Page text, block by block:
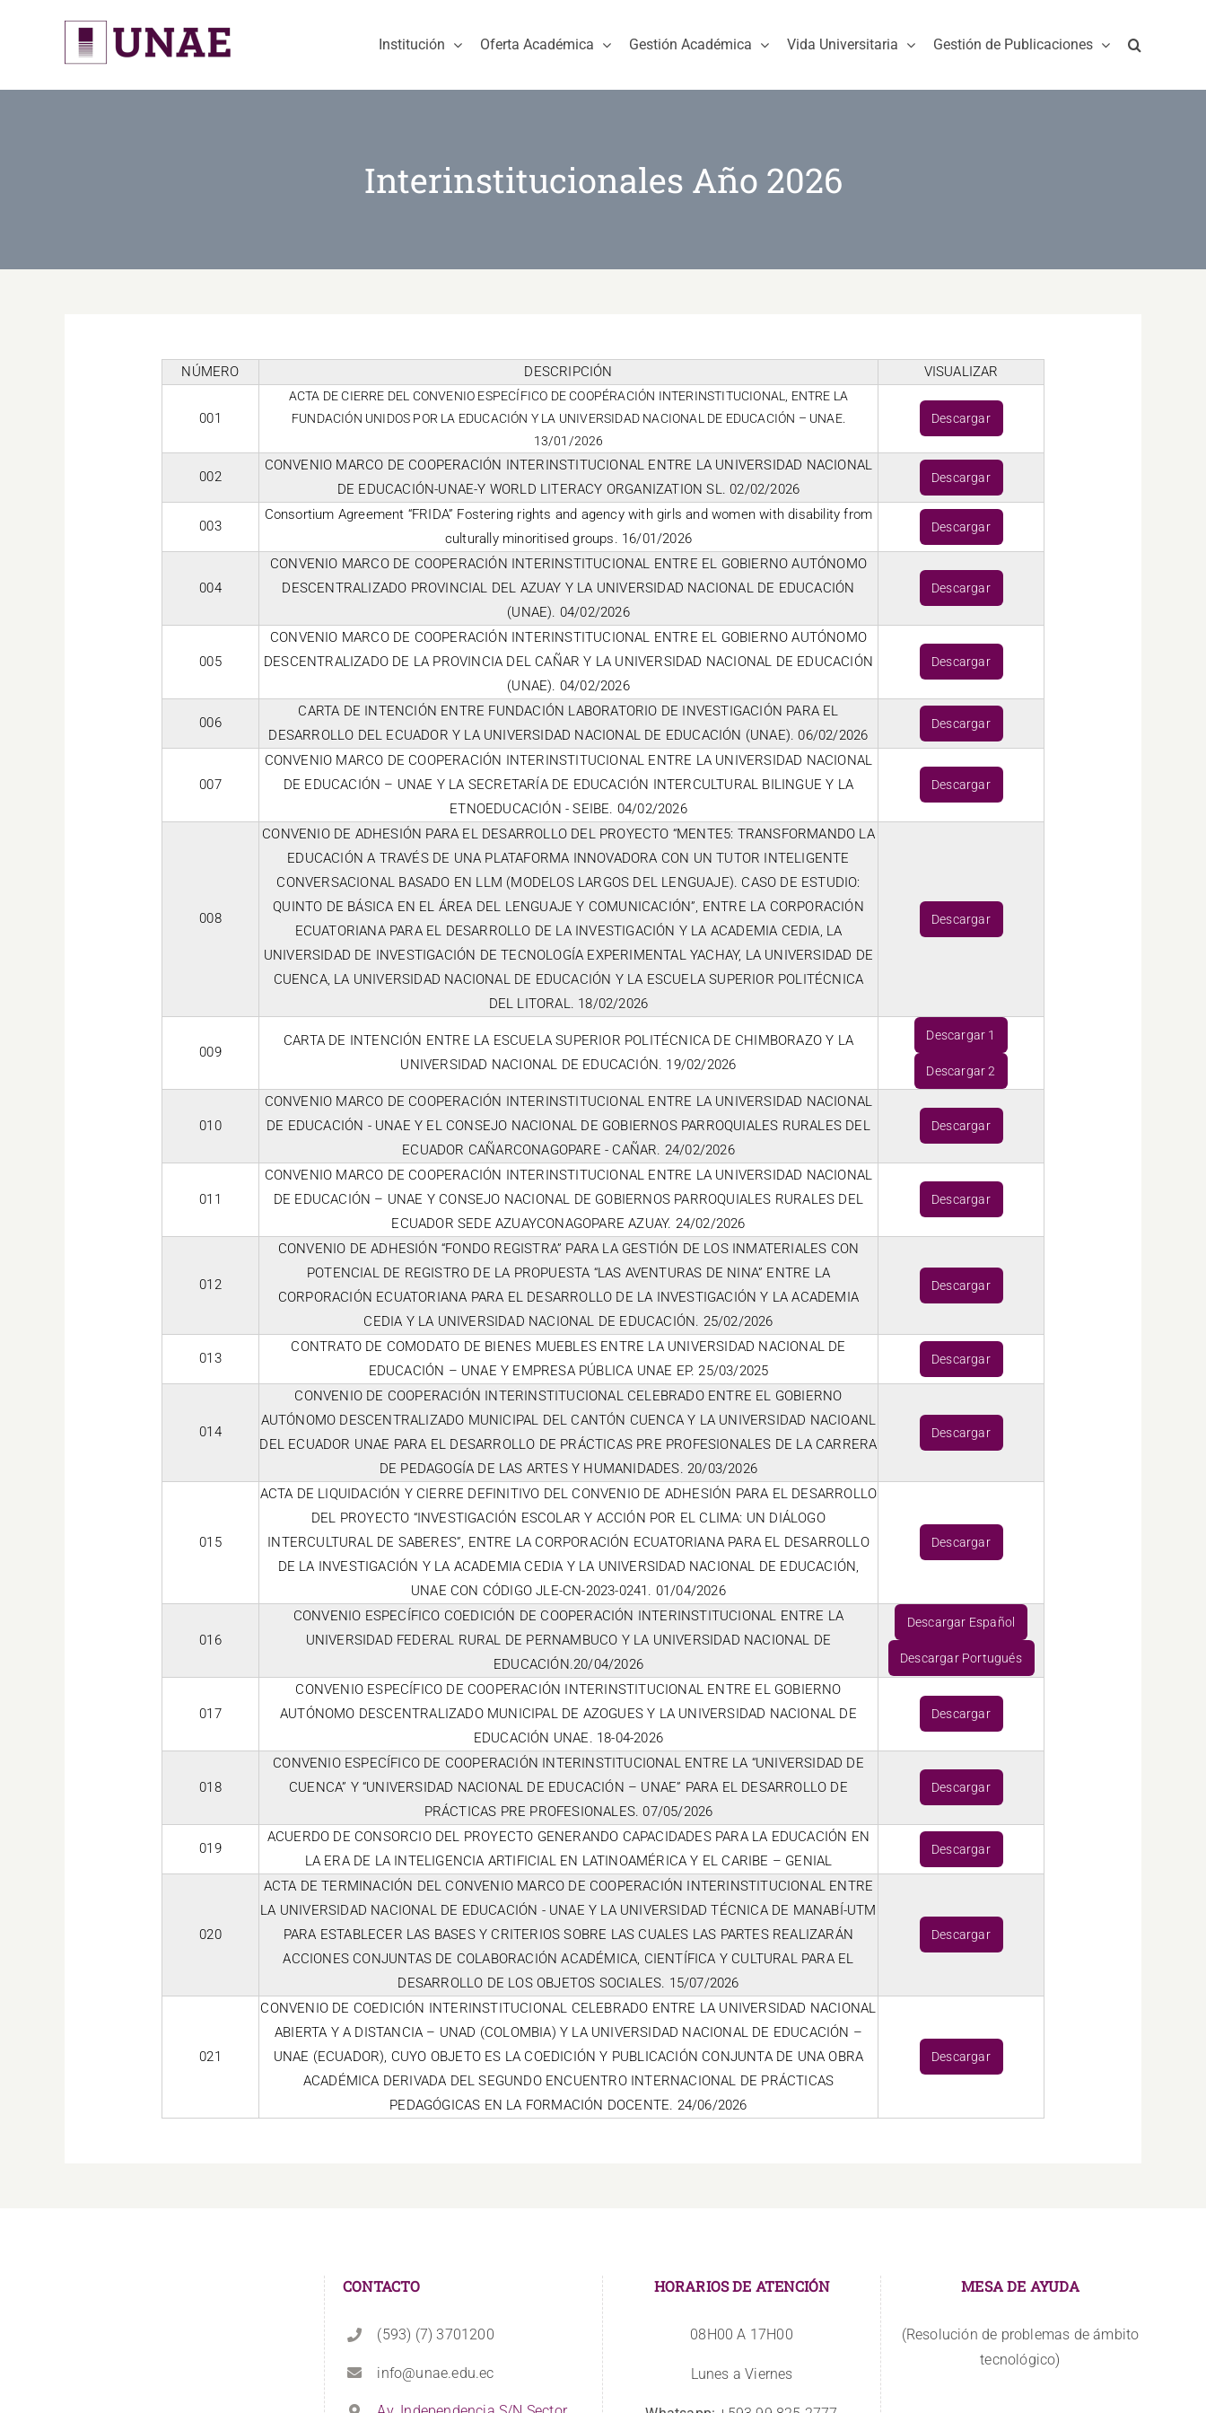
Institución Oferta Académica Gestión Académica Vida Universitaria Gestión de Publicaciones
Interinstitucionales Año 2026
NÚMERO DESCRIPCIÓN VISUALIZAR
001
ACTA DE CIERRE DEL CONVENIO ESPECÍFICO DE COOPÉRACIÓN INTERINSTITUCIONAL, ENTRE LA
FUNDACIÓN UNIDOS POR LA EDUCACIÓN Y LA UNIVERSIDAD NACIONAL DE EDUCACIÓN – UNAE.
13/01/2026
Descargar
002
CONVENIO MARCO DE COOPERACIÓN INTERINSTITUCIONAL ENTRE LA UNIVERSIDAD NACIONAL
DE EDUCACIÓN-UNAE-Y WORLD LITERACY ORGANIZATION SL. 02/02/2026
Descargar
003
Consortium Agreement “FRIDA” Fostering rights and agency with girls and women with disability from
culturally minoritised groups. 16/01/2026
Descargar
004
CONVENIO MARCO DE COOPERACIÓN INTERINSTITUCIONAL ENTRE EL GOBIERNO AUTÓNOMO
DESCENTRALIZADO PROVINCIAL DEL AZUAY Y LA UNIVERSIDAD NACIONAL DE EDUCACIÓN
(UNAE). 04/02/2026
Descargar
005
CONVENIO MARCO DE COOPERACIÓN INTERINSTITUCIONAL ENTRE EL GOBIERNO AUTÓNOMO
DESCENTRALIZADO DE LA PROVINCIA DEL CAÑAR Y LA UNIVERSIDAD NACIONAL DE EDUCACIÓN
(UNAE). 04/02/2026
Descargar
006
CARTA DE INTENCIÓN ENTRE FUNDACIÓN LABORATORIO DE INVESTIGACIÓN PARA EL
DESARROLLO DEL ECUADOR Y LA UNIVERSIDAD NACIONAL DE EDUCACIÓN (UNAE). 06/02/2026
Descargar
007
CONVENIO MARCO DE COOPERACIÓN INTERINSTITUCIONAL ENTRE LA UNIVERSIDAD NACIONAL
DE EDUCACIÓN – UNAE Y LA SECRETARÍA DE EDUCACIÓN INTERCULTURAL BILINGUE Y LA
ETNOEDUCACIÓN - SEIBE. 04/02/2026
Descargar
008
CONVENIO DE ADHESIÓN PARA EL DESARROLLO DEL PROYECTO “MENTE5: TRANSFORMANDO LA
EDUCACIÓN A TRAVÉS DE UNA PLATAFORMA INNOVADORA CON UN TUTOR INTELIGENTE
CONVERSACIONAL BASADO EN LLM (MODELOS LARGOS DEL LENGUAJE). CASO DE ESTUDIO:
QUINTO DE BÁSICA EN EL ÁREA DEL LENGUAJE Y COMUNICACIÓN”, ENTRE LA CORPORACIÓN
ECUATORIANA PARA EL DESARROLLO DE LA INVESTIGACIÓN Y LA ACADEMIA CEDIA, LA
UNIVERSIDAD DE INVESTIGACIÓN DE TECNOLOGÍA EXPERIMENTAL YACHAY, LA UNIVERSIDAD DE
CUENCA, LA UNIVERSIDAD NACIONAL DE EDUCACIÓN Y LA ESCUELA SUPERIOR POLITÉCNICA
DEL LITORAL. 18/02/2026
Descargar
009
CARTA DE INTENCIÓN ENTRE LA ESCUELA SUPERIOR POLITÉCNICA DE CHIMBORAZO Y LA
UNIVERSIDAD NACIONAL DE EDUCACIÓN. 19/02/2026
Descargar 1
Descargar 2
010
CONVENIO MARCO DE COOPERACIÓN INTERINSTITUCIONAL ENTRE LA UNIVERSIDAD NACIONAL
DE EDUCACIÓN - UNAE Y EL CONSEJO NACIONAL DE GOBIERNOS PARROQUIALES RURALES DEL
ECUADOR CAÑARCONAGOPARE - CAÑAR. 24/02/2026
Descargar
011
CONVENIO MARCO DE COOPERACIÓN INTERINSTITUCIONAL ENTRE LA UNIVERSIDAD NACIONAL
DE EDUCACIÓN – UNAE Y CONSEJO NACIONAL DE GOBIERNOS PARROQUIALES RURALES DEL
ECUADOR SEDE AZUAYCONAGOPARE AZUAY. 24/02/2026
Descargar
012
CONVENIO DE ADHESIÓN “FONDO REGISTRA” PARA LA GESTIÓN DE LOS INMATERIALES CON
POTENCIAL DE REGISTRO DE LA PROPUESTA “LAS AVENTURAS DE NINA” ENTRE LA
CORPORACIÓN ECUATORIANA PARA EL DESARROLLO DE LA INVESTIGACIÓN Y LA ACADEMIA
CEDIA Y LA UNIVERSIDAD NACIONAL DE EDUCACIÓN. 25/02/2026
Descargar
013
CONTRATO DE COMODATO DE BIENES MUEBLES ENTRE LA UNIVERSIDAD NACIONAL DE
EDUCACIÓN – UNAE Y EMPRESA PÚBLICA UNAE EP. 25/03/2025
Descargar
014
CONVENIO DE COOPERACIÓN INTERINSTITUCIONAL CELEBRADO ENTRE EL GOBIERNO
AUTÓNOMO DESCENTRALIZADO MUNICIPAL DEL CANTÓN CUENCA Y LA UNIVERSIDAD NACIOANL
DEL ECUADOR UNAE PARA EL DESARROLLO DE PRÁCTICAS PRE PROFESIONALES DE LA CARRERA
DE PEDAGOGÍA DE LAS ARTES Y HUMANIDADES. 20/03/2026
Descargar
015
ACTA DE LIQUIDACIÓN Y CIERRE DEFINITIVO DEL CONVENIO DE ADHESIÓN PARA EL DESARROLLO
DEL PROYECTO “INVESTIGACIÓN ESCOLAR Y ACCIÓN POR EL CLIMA: UN DIÁLOGO
INTERCULTURAL DE SABERES”, ENTRE LA CORPORACIÓN ECUATORIANA PARA EL DESARROLLO
DE LA INVESTIGACIÓN Y LA ACADEMIA CEDIA Y LA UNIVERSIDAD NACIONAL DE EDUCACIÓN,
UNAE CON CÓDIGO JLE-CN-2023-0241. 01/04/2026
Descargar
016
CONVENIO ESPECÍFICO COEDICIÓN DE COOPERACIÓN INTERINSTITUCIONAL ENTRE LA
UNIVERSIDAD FEDERAL RURAL DE PERNAMBUCO Y LA UNIVERSIDAD NACIONAL DE
EDUCACIÓN.20/04/2026
Descargar Español
Descargar Portugués
017
CONVENIO ESPECÍFICO DE COOPERACIÓN INTERINSTITUCIONAL ENTRE EL GOBIERNO
AUTÓNOMO DESCENTRALIZADO MUNICIPAL DE AZOGUES Y LA UNIVERSIDAD NACIONAL DE
EDUCACIÓN UNAE. 18-04-2026
Descargar
018
CONVENIO ESPECÍFICO DE COOPERACIÓN INTERINSTITUCIONAL ENTRE LA “UNIVERSIDAD DE
CUENCA” Y “UNIVERSIDAD NACIONAL DE EDUCACIÓN – UNAE” PARA EL DESARROLLO DE
PRÁCTICAS PRE PROFESIONALES. 07/05/2026
Descargar
019
ACUERDO DE CONSORCIO DEL PROYECTO GENERANDO CAPACIDADES PARA LA EDUCACIÓN EN
LA ERA DE LA INTELIGENCIA ARTIFICIAL EN LATINOAMÉRICA Y EL CARIBE – GENIAL
Descargar
020
ACTA DE TERMINACIÓN DEL CONVENIO MARCO DE COOPERACIÓN INTERINSTITUCIONAL ENTRE
LA UNIVERSIDAD NACIONAL DE EDUCACIÓN - UNAE Y LA UNIVERSIDAD TÉCNICA DE MANABÍ-UTM
PARA ESTABLECER LAS BASES Y CRITERIOS SOBRE LAS CUALES LAS PARTES REALIZARÁN
ACCIONES CONJUNTAS DE COLABORACIÓN ACADÉMICA, CIENTÍFICA Y CULTURAL PARA EL
DESARROLLO DE LOS OBJETOS SOCIALES. 15/07/2026
Descargar
021
CONVENIO DE COEDICIÓN INTERINSTITUCIONAL CELEBRADO ENTRE LA UNIVERSIDAD NACIONAL
ABIERTA Y A DISTANCIA – UNAD (COLOMBIA) Y LA UNIVERSIDAD NACIONAL DE EDUCACIÓN –
UNAE (ECUADOR), CUYO OBJETO ES LA COEDICIÓN Y PUBLICACIÓN CONJUNTA DE UNA OBRA
ACADÉMICA DERIVADA DEL SEGUNDO ENCUENTRO INTERNACIONAL DE PRÁCTICAS
PEDAGÓGICAS EN LA FORMACIÓN DOCENTE. 24/06/2026
Descargar
CONTACTO
(593) (7) 3701200
info@unae.edu.ec
HORARIOS DE ATENCIÓN
08H00 A 17H00
Lunes a Viernes
MESA DE AYUDA
(Resolución de problemas de ámbito
tecnológico)